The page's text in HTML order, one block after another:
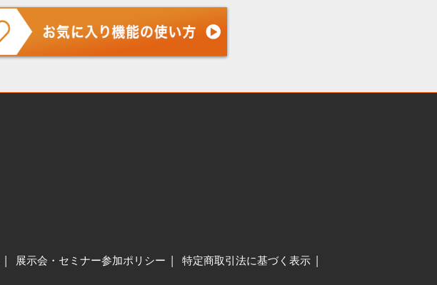
展示会・セミナー参加ポリシー
特定商取引法に基づく表示